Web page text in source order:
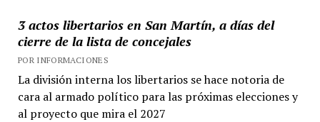
3 actos libertarios en San Martín, a días del
cierre de la lista de concejales
POR INFORMACIONES
La división interna los libertarios se hace notoria de
cara al armado político para las próximas elecciones y
al proyecto que mira el 2027